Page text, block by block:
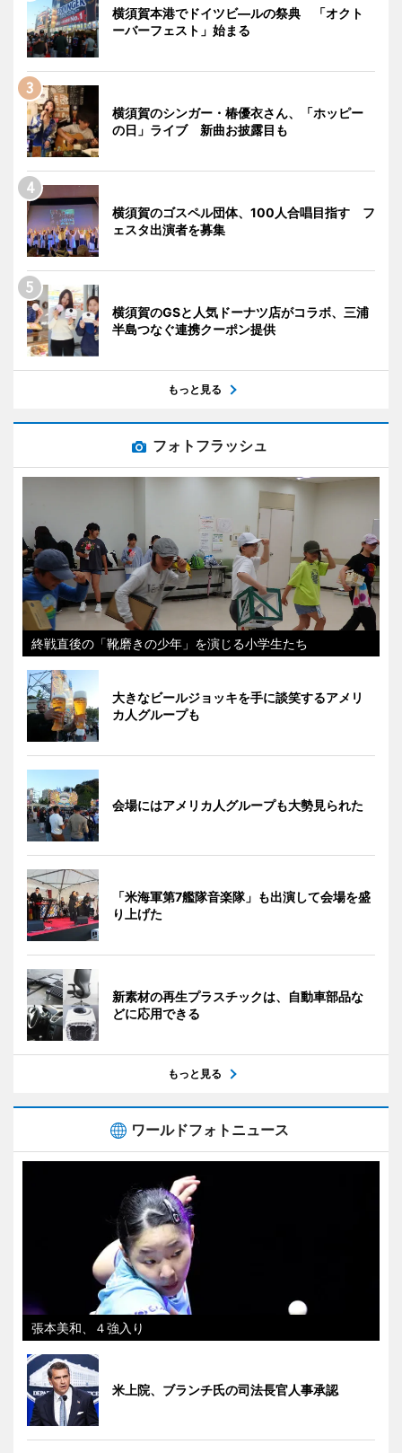
横須賀本港でドイツビ―ルの祭典 「オクト
ーバーフェスト」始まる
横須賀のシンガー・椿優衣さん、「ホッピー
の日」ライブ 新曲お披露目も
横須賀のゴスペル団体、100人合唱目指す フ
ェスタ出演者を募集
横須賀のGSと人気ドーナツ店がコラボ、三浦
半島つなぐ連携クーポン提供
もっと見る
フォトフラッシュ
終戦直後の「靴磨きの少年」を演じる小学生たち
大きなビールジョッキを手に談笑するアメリ
カ人グループも
会場にはアメリカ人グループも大勢見られた
「米海軍第7艦隊音楽隊」も出演して会場を盛
り上げた
新素材の再生プラスチックは、自動車部品な
どに応用できる
もっと見る
ワールドフォトニュース
張本美和、４強入り
米上院、ブランチ氏の司法長官人事承認